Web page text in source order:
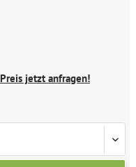
Preis jetzt anfragen!